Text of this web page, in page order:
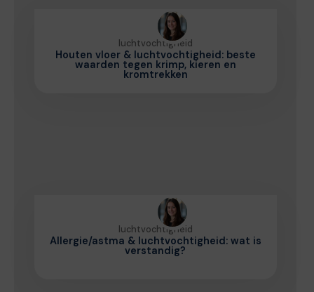
luchtvochtigheid
Houten vloer & luchtvochtigheid: beste
waarden tegen krimp, kieren en
kromtrekken
luchtvochtigheid
Allergie/astma & luchtvochtigheid: wat is
verstandig?